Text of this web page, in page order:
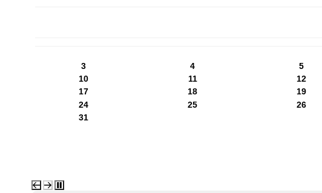
3
4 5
10
11 12
17
18 19
24
25 26
31